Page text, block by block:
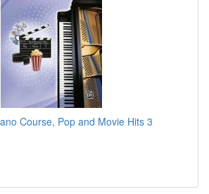
Course, Pop and Movie Hits 3